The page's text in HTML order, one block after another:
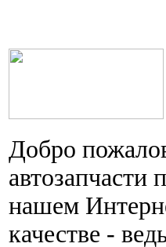
Добро
нашем
качестве -